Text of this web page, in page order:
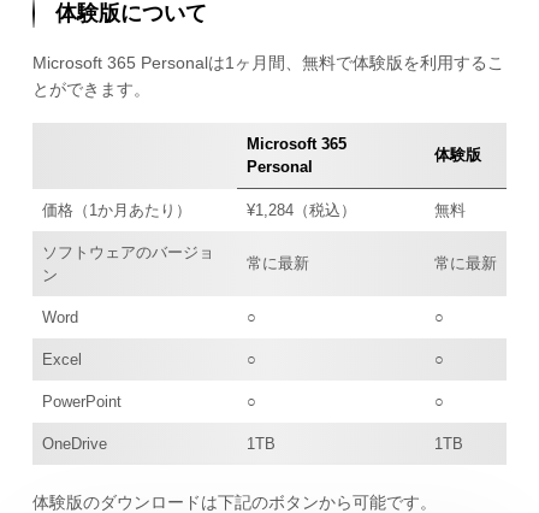
体験版について
Microsoft 365 Personalは1ヶ月間、無料で体験版を利用するこ
とができます。
Microsoft 365
Personal
体験版
価格（1か月あたり） ¥1,284（税込） 無料
ソフトウェアのバージョ
ン
常に最新 常に最新
Word ○ ○
Excel ○ ○
PowerPoint ○ ○
OneDrive 1TB 1TB
体験版のダウンロードは下記のボタンから可能です。